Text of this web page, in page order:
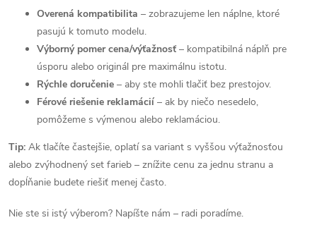
Overená kompatibilita – zobrazujeme len náplne, ktoré
pasujú k tomuto modelu.
Výborný pomer cena/výťažnosť – kompatibilná náplň pre
úsporu alebo originál pre maximálnu istotu.
Rýchle doručenie – aby ste mohli tlačiť bez prestojov.
Férové riešenie reklamácií – ak by niečo nesedelo,
pomôžeme s výmenou alebo reklamáciou.
Tip: Ak tlačíte častejšie, oplatí sa variant s vyššou výťažnosťou
alebo zvýhodnený set farieb – znížite cenu za jednu stranu a
dopĺňanie budete riešiť menej často.
Nie ste si istý výberom? Napíšte nám – radi poradíme.